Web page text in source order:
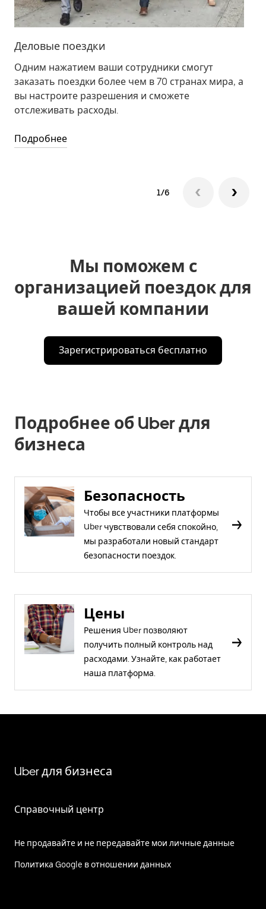
Деловые поездки
Одним нажатием ваши сотрудники смогут
заказать поездки более чем в 70 странах мира, а
вы настроите разрешения и сможете
отслеживать расходы.
Подробнее
1/6
Мы поможем с
организацией поездок для
вашей компании
Зарегистрироваться бесплатно
Подробнее об Uber для
бизнеса
Безопасность
Чтобы все участники платформы
Uber чувствовали себя спокойно,
мы разработали новый стандарт
безопасности поездок.
Цены
Решения Uber позволяют
получить полный контроль над
расходами. Узнайте, как работает
наша платформа.
Uber для бизнеса
Справочный центр
Не продавайте и не передавайте мои личные данные
Политика Google в отношении данных